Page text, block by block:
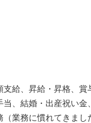
給、昇給・昇格、賞
、結婚・出産祝い金
業務に慣れてきまし